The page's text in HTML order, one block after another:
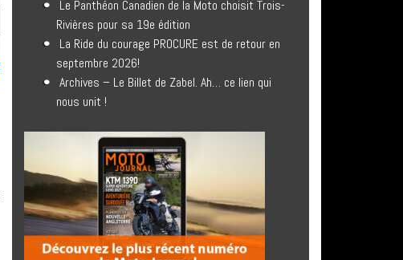
Le Panthéon Canadien de la Moto choisit Trois-
Rivières pour sa 19e édition
La Ride du courage PROCURE est de retour en
septembre 2026!
Archives – Le Billet de Zabel. Ah… ce lien qui
nous unit !